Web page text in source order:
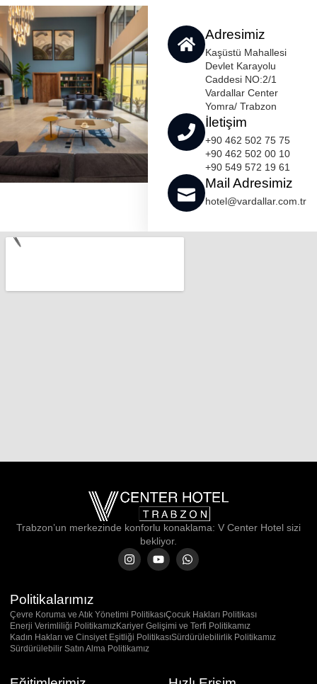
Adresimiz
Kaşüstü Mahallesi
Devlet Karayolu
Caddesi NO:2/1
Vardallar Center
Yomra/ Trabzon
İletişim
+90 462 502 75 75
+90 462 502 00 10
+90 549 572 19 61
Mail Adresimiz
hotel@vardallar.com.tr
Trabzon’un merkezinde konforlu konaklama: V Center Hotel sizi
bekliyor.
Politikalarımız
Çevre Koruma ve Atık Yönetimi PolitikasıÇocuk Hakları Politikası
Enerji Verimliliği PolitikamızKariyer Gelişimi ve Terfi Politikamız
Kadın Hakları ve Cinsiyet Eşitliği PolitikasıSürdürülebilirlik Politikamız
Sürdürülebilir Satın Alma Politikamız